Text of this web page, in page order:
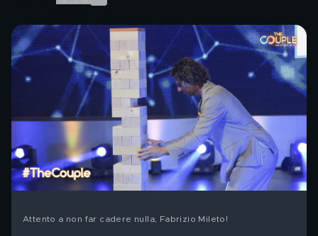
Attento a non far cadere nulla, Fabrizio Mileto!